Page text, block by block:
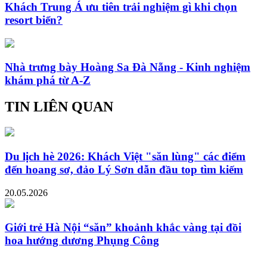
Khách Trung Á ưu tiên trải nghiệm gì khi chọn
resort biển?
Nhà trưng bày Hoàng Sa Đà Nẵng - Kinh nghiệm
khám phá từ A-Z
TIN LIÊN QUAN
Du lịch hè 2026: Khách Việt "săn lùng" các điểm
đến hoang sơ, đảo Lý Sơn dẫn đầu top tìm kiếm
20.05.2026
Giới trẻ Hà Nội “săn” khoảnh khắc vàng tại đồi
hoa hướng dương Phụng Công